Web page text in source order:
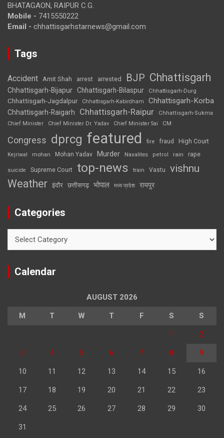
BHATAGAON, RAIPUR C.G.
Mobile - 7415550222
Email - chhattisgarhstarnews@gmail.com
Tags
Accident Amit Shah arrest arrested BJP Chhattisgarh
Chhattisgarh-Bijapur Chhattisgarh-Bilaspur Chhattisgarh-Durg
Chhattisgarh-Jagdalpur Chhattisgarh-Kabirdham Chhattisgarh-Korba
Chhattisgarh-Raigarh Chhattisgarh-Raipur
Chhattisgarh-Sukma
Chief Minister
Chief Minister Dr. Yadav Chief Minister Sai CM
Congress dprcg featured fire fraud High Court
Kejriwal mohan Mohan Yadav Murder Naxalites petrol rain rape
suicide Supreme Court top-news train Vastu vishnu
Weather इंदौर छत्तीसगढ़ भोपाल मध्य प्रदेश रायपुर
Categories
Calendar
AUGUST 2026
M T W T F S S
1 2
3 4 5 6 7 8 9
10 11 12 13 14 15 16
17 18 19 20 21 22 23
24 25 26 27 28 29 30
31